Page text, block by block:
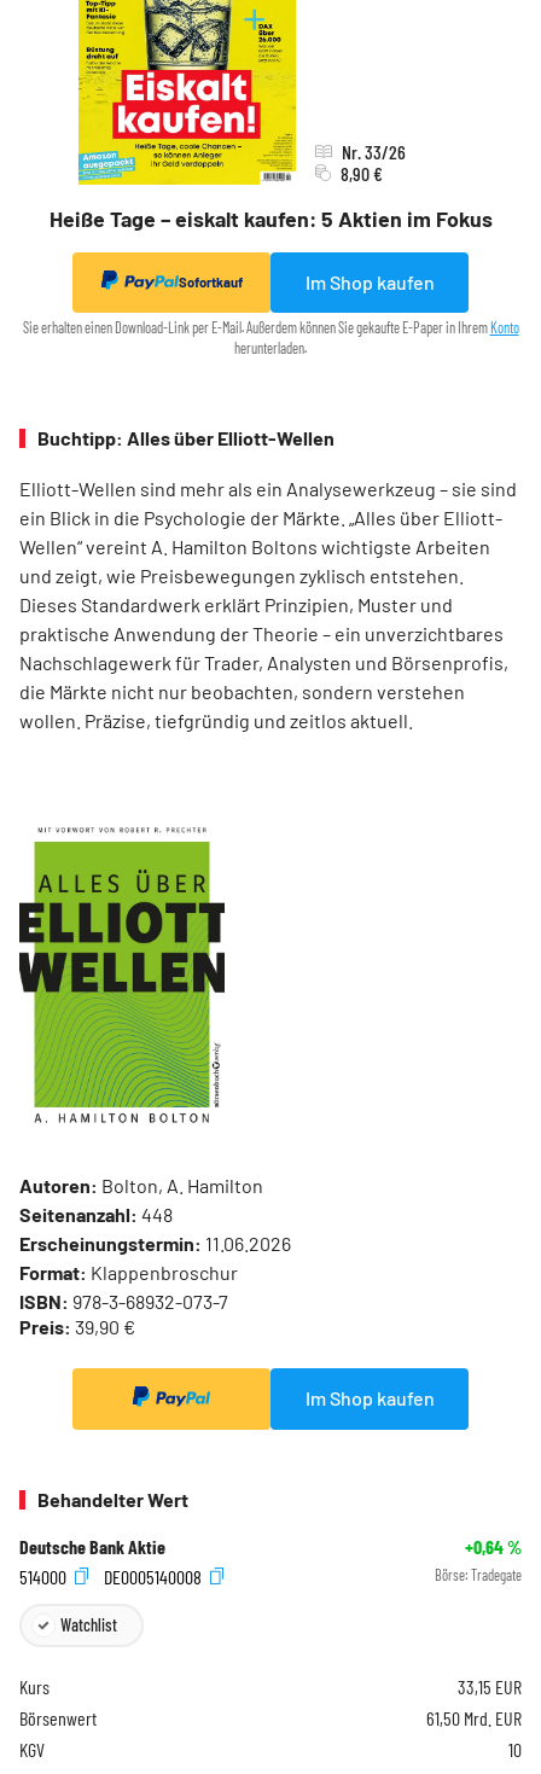
Heiße Tage – eiskalt kaufen: 5 Aktien im Fokus
Nr. 33/26
8,90 €
Sofortkauf Im Shop kaufen
Sie erhalten einen Download-Link per E-Mail. Außerdem können Sie gekaufte E-Paper in IhremKonto
herunterladen.
Buchtipp: Alles über Elliott-Wellen
Elliott-Wellen sind mehr als ein Analysewerkzeug – sie sind
ein Blick in die Psychologie der Märkte. „Alles über Elliott-
Wellen“ vereint A. Hamilton Boltons wichtigste Arbeiten
und zeigt, wie Preisbewegungen zyklisch entstehen.
Dieses Standardwerk erklärt Prinzipien, Muster und
praktische Anwendung der Theorie – ein unverzichtbares
Nachschlagewerk für Trader, Analysten und Börsenprofis,
die Märkte nicht nur beobachten, sondern verstehen
wollen. Präzise, tiefgründig und zeitlos aktuell.
Autoren: Bolton, A. Hamilton
Seitenanzahl: 448
Erscheinungstermin: 11.06.2026
Format: Klappenbroschur
ISBN: 978-3-68932-073-7
Preis: 39,90 €
Im Shop kaufen
Behandelter Wert
Deutsche Bank Aktie +0,64%
514000
DE0005140008 Börse: Tradegate
Watchlist
Kurs 33,15 EUR
Börsenwert
61,50 Mrd. EUR
KGV
10